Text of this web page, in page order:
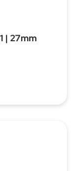
| 27mm